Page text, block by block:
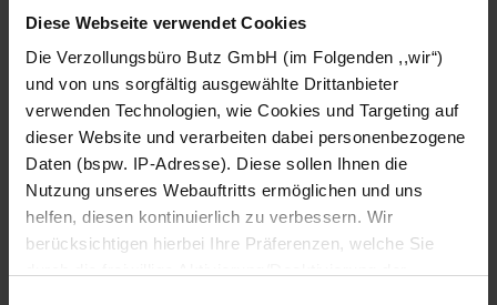
Diese Webseite verwendet Cookies
Die Verzollungsbüro Butz GmbH (im Folgenden ,,wir“)
und von uns sorgfältig ausgewählte Drittanbieter
verwenden Technologien, wie Cookies und Targeting auf
dieser Website und verarbeiten dabei personenbezogene
Daten (bspw. IP-Adresse). Diese sollen Ihnen die
Nutzung unseres Webauftritts ermöglichen und uns
helfen, diesen kontinuierlich zu verbessern. Wir
berücksichtigen hierbei Ihre Präferenzen, welche Sie
Methode 4: Deduktive Methode
einsetzbar, dann findet die Ermittlung des Zollwerts
mit der deduktiven Methode statt. Voraussetzung ist,
dass beim Warenimport in die EU keine als
Transaktionswert anzuerkennende Rechnung zur
Verfügung steht. Diese Methode geht davon aus,
dass die importierten Produkte weiter verkauft
werden.
Methode 5: Methode des errechneten Wertes